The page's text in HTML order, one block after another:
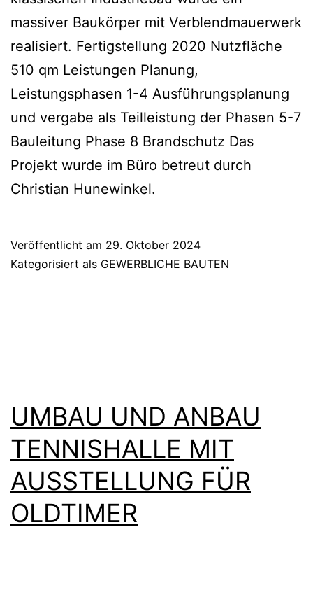
massiver Baukörper mit Verblendmauerwerk
realisiert. Fertigstellung 2020 Nutzfläche
510 qm Leistungen Planung,
Leistungsphasen 1-4 Ausführungsplanung
und vergabe als Teilleistung der Phasen 5-7
Bauleitung Phase 8 Brandschutz Das
Projekt wurde im Büro betreut durch
Christian Hunewinkel.
Veröffentlicht am 29. Oktober 2024
Kategorisiert als GEWERBLICHE BAUTEN
UMBAU UND ANBAU
TENNISHALLE MIT
AUSSTELLUNG FÜR
OLDTIMER